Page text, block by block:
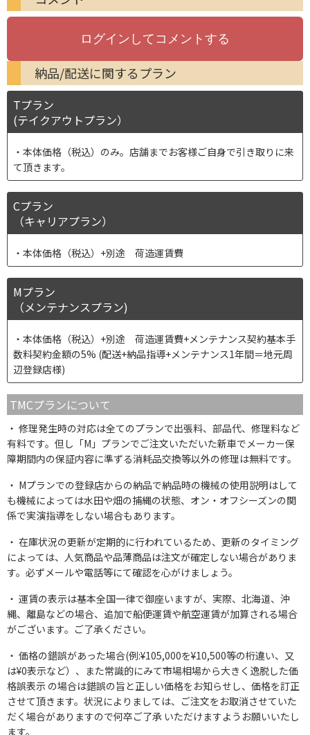
納品/配送に関するプラン
Tプラン
(テイクアウトプラン）
本体価格（税込）のみ。店舗までお客様ご自身で引き取りに来
て頂きます。
Cプラン
（キャリアプラン）
本体価格（税込）+別途 荷造運賃費
Mプラン
（メンテナンスプラン)
本体価格（税込）+別途 荷造運賃費+メンテナンス契約基本手
数料契約金額の5% (配送+納品指導+メンテナンス1年間＝地元周
辺登録店様)
TMCプランについて
修理発生時の対応は全てのプランで出張料、部品代、修理料など
有料です。但し「M」プランでご注文いただいた新車でメーカー保
障期間内の保証内容に準ずる消耗品交換等以外の修理は無料です。
Mプランでの登録店からの納品で納品時の機械の使用説明はして
も機械によっては水田や畑の捕縄の状態、オン・オフシーズンの関
係で実演指導をしない場合もあります。
在庫状況の更新が定期的に行われているため、更新のタイミング
によっては、人気商品や品薄商品は注文が確定しない場合がありま
す。必ずメールや電話等にて確認を心がけましょう。
運賃の表示は基本全国一律で御座いますが、実際、北海道、沖
縄、離島などの場合、追加で船便運賃や航空運賃が加算される場合
がございます。ご了承ください。
価格の錯誤があった場合(例:¥105,000を¥10,500等の桁違い、又
は¥0表示など）、また常識的にみて市場相場から大きく逸脱した価
格誤表示 の場合は錯誤の旨と正しい価格をお知らせし、価格を訂正
させて頂きます。状況によりましては、ご注文をお取消させていた
だく場合がありますので何卒ご了承 いただけますようお願いいたし
ます。